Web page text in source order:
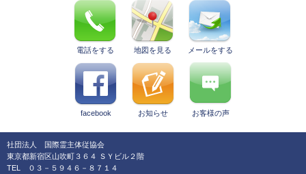
電話をする 地図を見る メールをする
facebook お知らせ お客様の声
社団法人 国際霊主体従協会
東京都新宿区山吹町３６４ ＳＹビル２階
TEL ０３－５９４６－８７１４